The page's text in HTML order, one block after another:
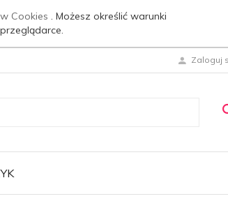
Cookies. Możesz określić warunki
Zaloguj